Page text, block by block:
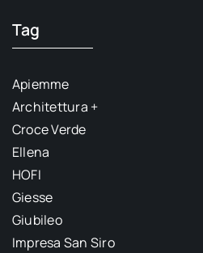
Tag
Apiemme
Architettura +
Croce Verde
Ellena
HOFI
Giesse
Giubileo
Impresa San Siro